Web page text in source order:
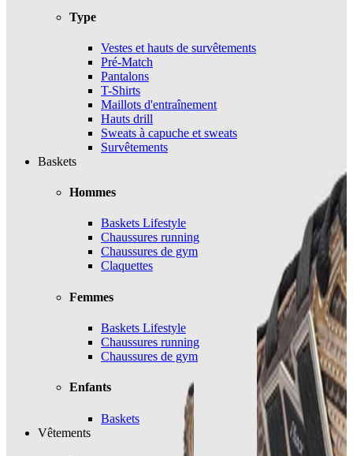
Type
Vestes et hauts de survêtements
Pré-Match
Pantalons
T-Shirts
Maillots d'entraînement
Hauts drill
Sweats à capuche et sweats
Survêtements
Baskets
Hommes
Baskets Lifestyle
Chaussures running
Chaussures de gym
Claquettes
Femmes
Baskets Lifestyle
Chaussures running
Chaussures de gym
Enfants
Baskets
Vêtements